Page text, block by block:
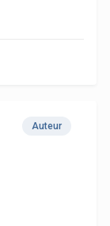
Auteur